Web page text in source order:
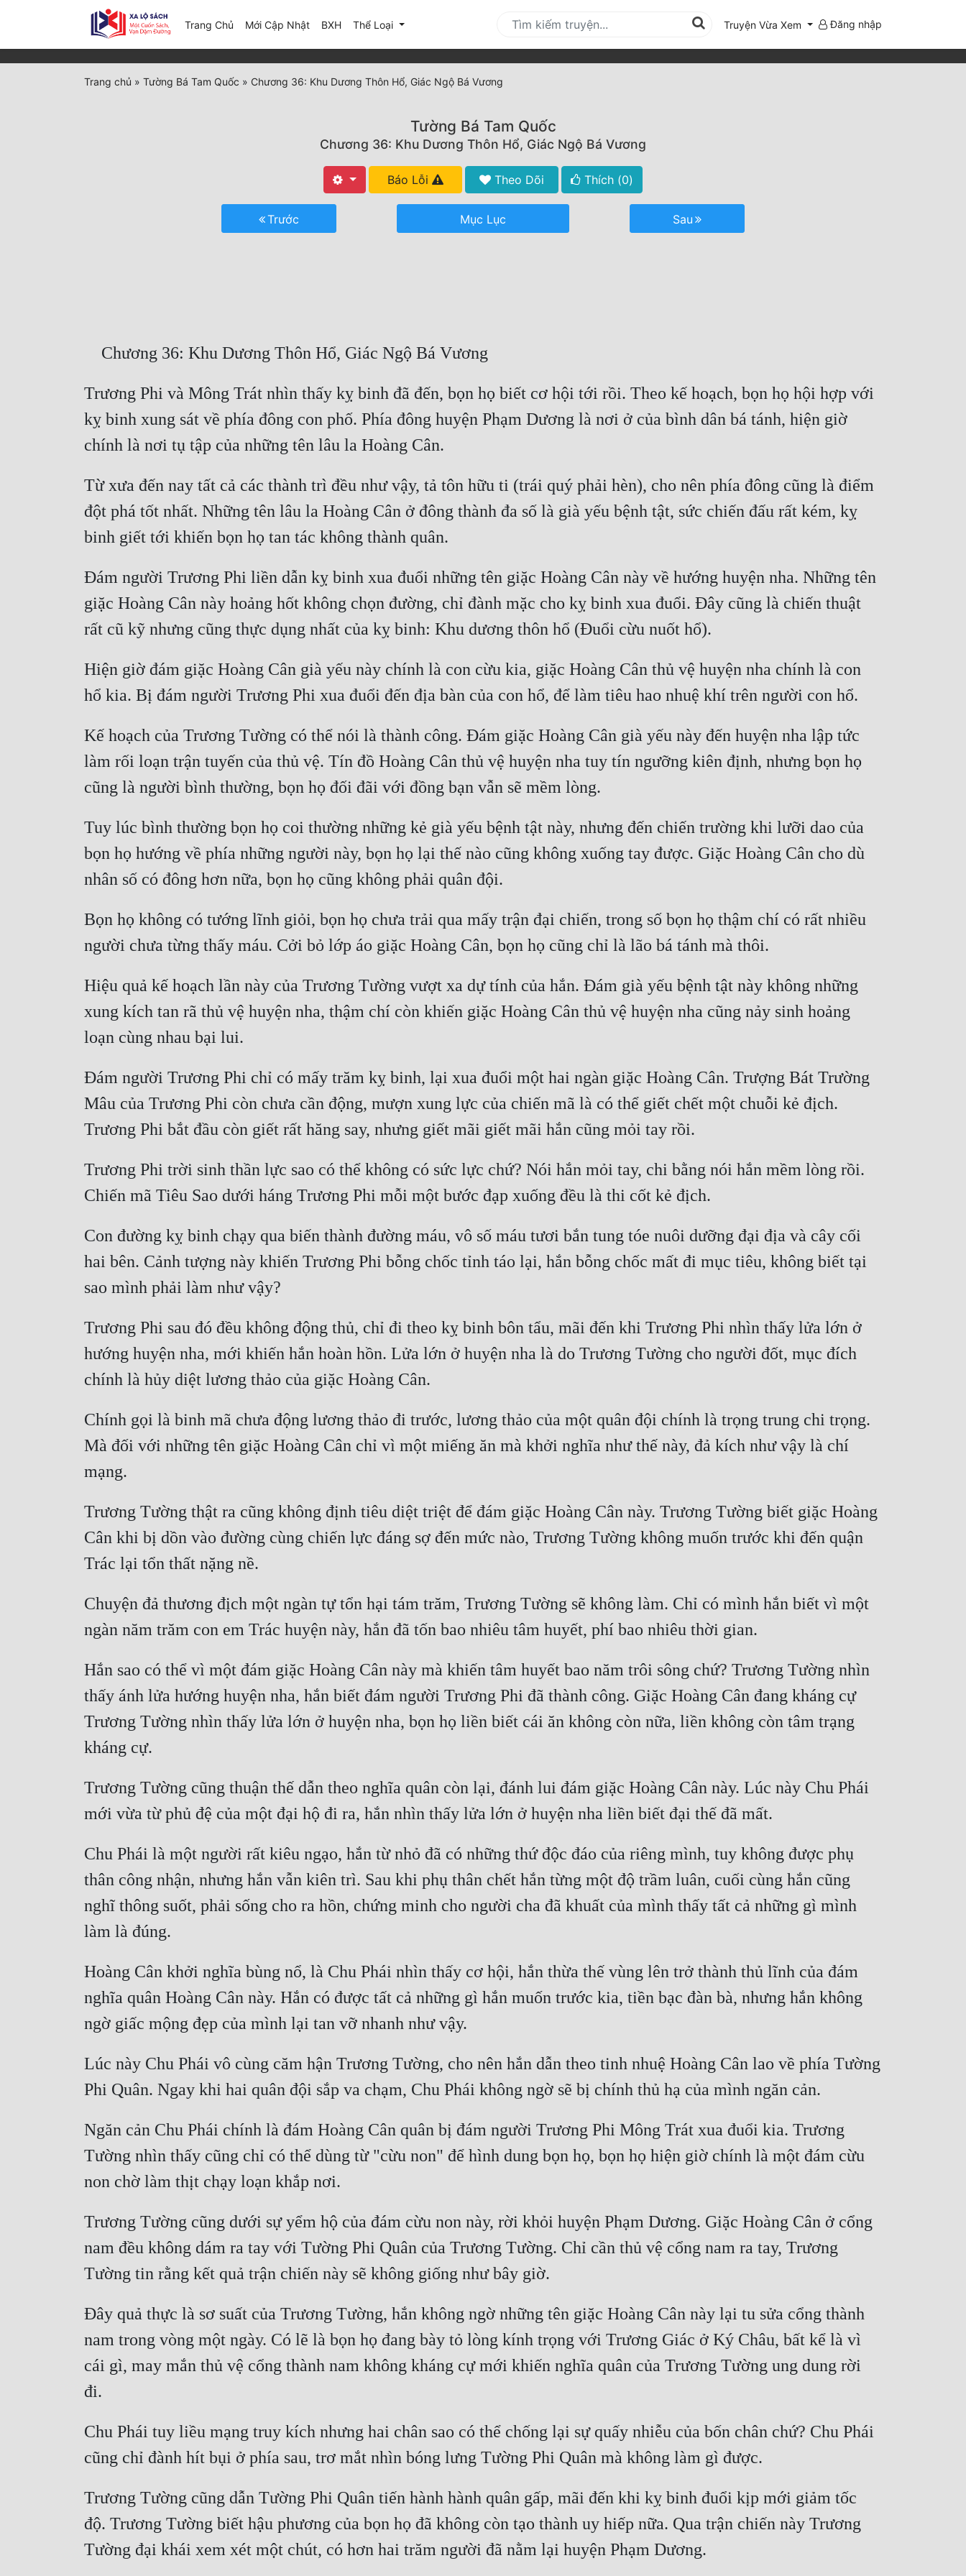
Trang Chủ Mới Cập Nhật(current)
BXH Thể Loại Truyện Vừa Xem Đăng nhập
Trang chủ » Tường Bá Tam Quốc » Chương 36: Khu Dương Thôn Hổ, Giác Ngộ Bá Vương
Tường Bá Tam Quốc
Chương 36: Khu Dương Thôn Hổ, Giác Ngộ Bá Vương
Báo Lỗi Theo Dõi Thích (0)
Trước Mục Lục Sau
Trương Phi và Mông Trát nhìn thấy kỵ binh đã đến, bọn họ biết cơ hội tới rồi. Theo kế hoạch, bọn họ hội hợp với
kỵ binh xung sát về phía đông con phố. Phía đông huyện Phạm Dương là nơi ở của bình dân bá tánh, hiện giờ
Từ xưa đến nay tất cả các thành trì đều như vậy, tả tôn hữu ti (trái quý phải hèn), cho nên phía đông cũng là điểm
đột phá tốt nhất. Những tên lâu la Hoàng Cân ở đông thành đa số là già yếu bệnh tật, sức chiến đấu rất kém, kỵ
Đám người Trương Phi liền dẫn kỵ binh xua đuổi những tên giặc Hoàng Cân này về hướng huyện nha. Những tên
giặc Hoàng Cân này hoảng hốt không chọn đường, chỉ đành mặc cho kỵ binh xua đuổi. Đây cũng là chiến thuật
Hiện giờ đám giặc Hoàng Cân già yếu này chính là con cừu kia, giặc Hoàng Cân thủ vệ huyện nha chính là con
Kế hoạch của Trương Tường có thể nói là thành công. Đám giặc Hoàng Cân già yếu này đến huyện nha lập tức
làm rối loạn trận tuyến của thủ vệ. Tín đồ Hoàng Cân thủ vệ huyện nha tuy tín ngưỡng kiên định, nhưng bọn họ
Tuy lúc bình thường bọn họ coi thường những kẻ già yếu bệnh tật này, nhưng đến chiến trường khi lưỡi dao của
bọn họ hướng về phía những người này, bọn họ lại thế nào cũng không xuống tay được. Giặc Hoàng Cân cho dù
Bọn họ không có tướng lĩnh giỏi, bọn họ chưa trải qua mấy trận đại chiến, trong số bọn họ thậm chí có rất nhiều
Hiệu quả kế hoạch lần này của Trương Tường vượt xa dự tính của hắn. Đám già yếu bệnh tật này không những
xung kích tan rã thủ vệ huyện nha, thậm chí còn khiến giặc Hoàng Cân thủ vệ huyện nha cũng nảy sinh hoảng
Đám người Trương Phi chỉ có mấy trăm kỵ binh, lại xua đuổi một hai ngàn giặc Hoàng Cân. Trượng Bát Trường
Mâu của Trương Phi còn chưa cần động, mượn xung lực của chiến mã là có thể giết chết một chuỗi kẻ địch.
Trương Phi trời sinh thần lực sao có thể không có sức lực chứ? Nói hắn mỏi tay, chi bằng nói hắn mềm lòng rồi.
Con đường kỵ binh chạy qua biến thành đường máu, vô số máu tươi bắn tung tóe nuôi dưỡng đại địa và cây cối
hai bên. Cảnh tượng này khiến Trương Phi bỗng chốc tỉnh táo lại, hắn bỗng chốc mất đi mục tiêu, không biết tại
Trương Phi sau đó đều không động thủ, chỉ đi theo kỵ binh bôn tẩu, mãi đến khi Trương Phi nhìn thấy lửa lớn ở
hướng huyện nha, mới khiến hắn hoàn hồn. Lửa lớn ở huyện nha là do Trương Tường cho người đốt, mục đích
Chính gọi là binh mã chưa động lương thảo đi trước, lương thảo của một quân đội chính là trọng trung chi trọng.
Mà đối với những tên giặc Hoàng Cân chỉ vì một miếng ăn mà khởi nghĩa như thế này, đả kích như vậy là chí
Trương Tường thật ra cũng không định tiêu diệt triệt để đám giặc Hoàng Cân này. Trương Tường biết giặc Hoàng
Cân khi bị dồn vào đường cùng chiến lực đáng sợ đến mức nào, Trương Tường không muốn trước khi đến quận
Chuyện đả thương địch một ngàn tự tổn hại tám trăm, Trương Tường sẽ không làm. Chỉ có mình hắn biết vì một
Hắn sao có thể vì một đám giặc Hoàng Cân này mà khiến tâm huyết bao năm trôi sông chứ? Trương Tường nhìn
thấy ánh lửa hướng huyện nha, hắn biết đám người Trương Phi đã thành công. Giặc Hoàng Cân đang kháng cự
Trương Tường nhìn thấy lửa lớn ở huyện nha, bọn họ liền biết cái ăn không còn nữa, liền không còn tâm trạng
Trương Tường cũng thuận thế dẫn theo nghĩa quân còn lại, đánh lui đám giặc Hoàng Cân này. Lúc này Chu Phái
Chu Phái là một người rất kiêu ngạo, hắn từ nhỏ đã có những thứ độc đáo của riêng mình, tuy không được phụ
thân công nhận, nhưng hắn vẫn kiên trì. Sau khi phụ thân chết hắn từng một độ trầm luân, cuối cùng hắn cũng
nghĩ thông suốt, phải sống cho ra hồn, chứng minh cho người cha đã khuất của mình thấy tất cả những gì mình
Hoàng Cân khởi nghĩa bùng nổ, là Chu Phái nhìn thấy cơ hội, hắn thừa thế vùng lên trở thành thủ lĩnh của đám
nghĩa quân Hoàng Cân này. Hắn có được tất cả những gì hắn muốn trước kia, tiền bạc đàn bà, nhưng hắn không
Lúc này Chu Phái vô cùng căm hận Trương Tường, cho nên hắn dẫn theo tinh nhuệ Hoàng Cân lao về phía Tường
Ngăn cản Chu Phái chính là đám Hoàng Cân quân bị đám người Trương Phi Mông Trát xua đuổi kia. Trương
Tường nhìn thấy cũng chỉ có thể dùng từ "cừu non" để hình dung bọn họ, bọn họ hiện giờ chính là một đám cừu
Trương Tường cũng dưới sự yểm hộ của đám cừu non này, rời khỏi huyện Phạm Dương. Giặc Hoàng Cân ở cổng
nam đều không dám ra tay với Tường Phi Quân của Trương Tường. Chỉ cần thủ vệ cổng nam ra tay, Trương
Đây quả thực là sơ suất của Trương Tường, hắn không ngờ những tên giặc Hoàng Cân này lại tu sửa cổng thành
nam trong vòng một ngày. Có lẽ là bọn họ đang bày tỏ lòng kính trọng với Trương Giác ở Ký Châu, bất kể là vì
cái gì, may mắn thủ vệ cổng thành nam không kháng cự mới khiến nghĩa quân của Trương Tường ung dung rời
Chu Phái tuy liều mạng truy kích nhưng hai chân sao có thể chống lại sự quấy nhiễu của bốn chân chứ? Chu Phái
Trương Tường cũng dẫn Tường Phi Quân tiến hành hành quân gấp, mãi đến khi kỵ binh đuổi kịp mới giảm tốc
độ. Trương Tường biết hậu phương của bọn họ đã không còn tạo thành uy hiếp nữa. Qua trận chiến này Trương